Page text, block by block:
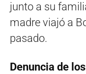
junto a su
madre viajó a
pasado.
Denuncia de